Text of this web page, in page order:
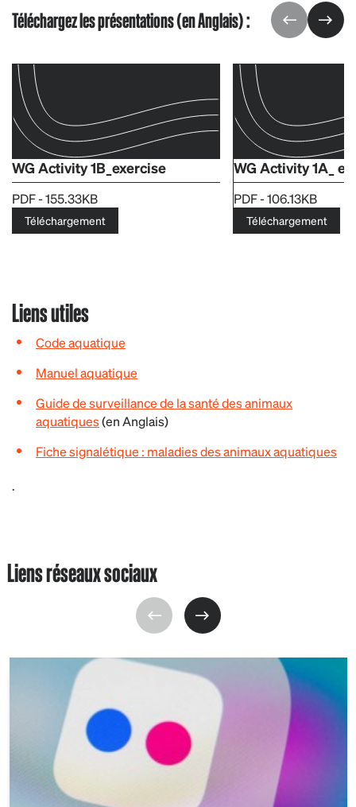
Téléchargez les présentations (en Anglais) :
WG Activity 1B_exercise
PDF - 155.33KB
Téléchargement
WG Activity 1A_
PDF - 106.13KB
Téléchargement
Liens utiles
Code aquatique
Manuel aquatique
Guide de surveillance de la santé des animaux
aquatiques(en Anglais)
Fiche signalétique : maladies des animaux aquatiques
.
Liens réseaux sociaux